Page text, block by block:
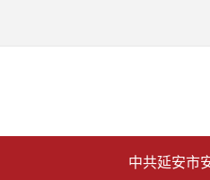
中共延安市